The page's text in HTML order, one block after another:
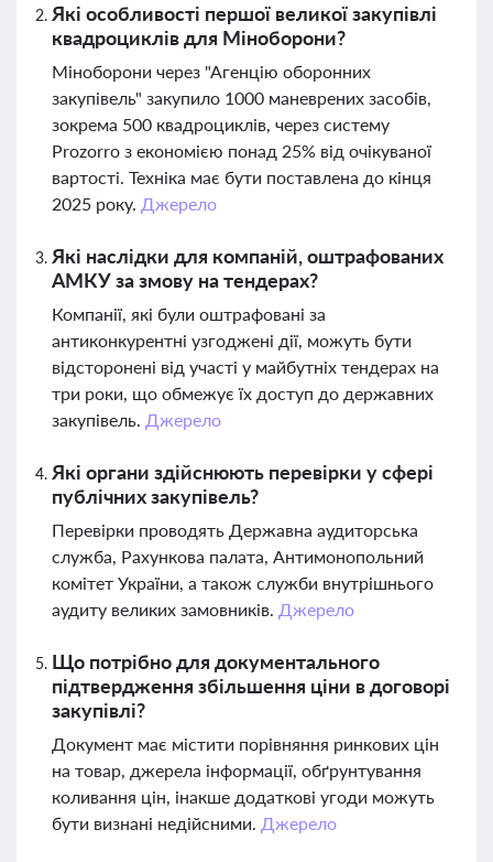
Які особливості першої великої закупівлі
квадроциклів для Міноборони?
Міноборони через "Агенцію оборонних
закупівель" закупило 1000 маневрених засобів,
зокрема 500 квадроциклів, через систему
Prozorro з економією понад 25% від очікуваної
вартості. Техніка має бути поставлена до кінця
2025 року. Джерело
Які наслідки для компаній, оштрафованих
АМКУ за змову на тендерах?
Компанії, які були оштрафовані за
антиконкурентні узгоджені дії, можуть бути
відсторонені від участі у майбутніх тендерах на
три роки, що обмежує їх доступ до державних
закупівель. Джерело
Які органи здійснюють перевірки у сфері
публічних закупівель?
Перевірки проводять Державна аудиторська
служба, Рахункова палата, Антимонопольний
комітет України, а також служби внутрішнього
аудиту великих замовників. Джерело
Що потрібно для документального
підтвердження збільшення ціни в договорі
закупівлі?
Документ має містити порівняння ринкових цін
на товар, джерела інформації, обґрунтування
коливання цін, інакше додаткові угоди можуть
бути визнані недійсними. Джерело